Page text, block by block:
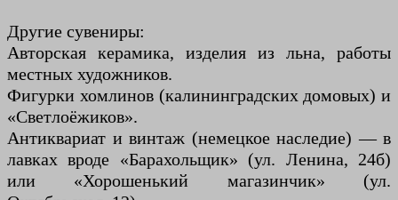
Другие сувениры:
Авторская керамика, изделия из льна, работы
местных художников.
Фигурки хомлинов (калининградских домовых) и
«Светлоёжиков».
Антиквариат и винтаж (немецкое наследие) — в
лавках вроде «Барахольщик» (ул. Ленина, 24б)
или «Хорошенький магазинчик» (ул.